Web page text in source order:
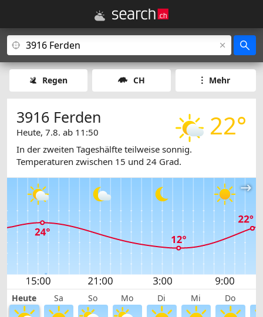
Regen CH Mehr
22°
3916 Ferden
Heute, 7.8. ab 11:50
In der zweiten Tageshälfte teilweise sonnig.
Temperaturen zwischen 15 und 24 Grad.
Heute Sa So Mo Di Mi Do